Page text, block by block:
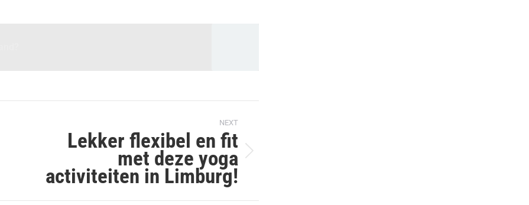
NEXT
post:
Lekker flexibel en fit
met deze yoga
activiteiten in Limburg!